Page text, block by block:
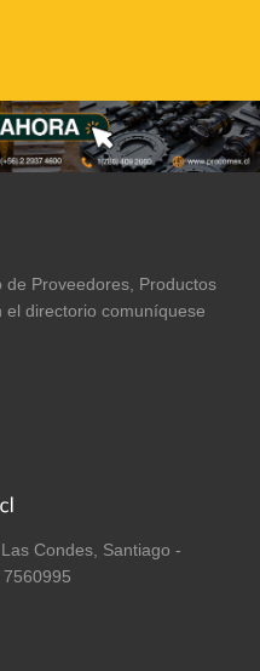
Proveedores, Productos
el directorio comuníquese
Condes, Santiago -